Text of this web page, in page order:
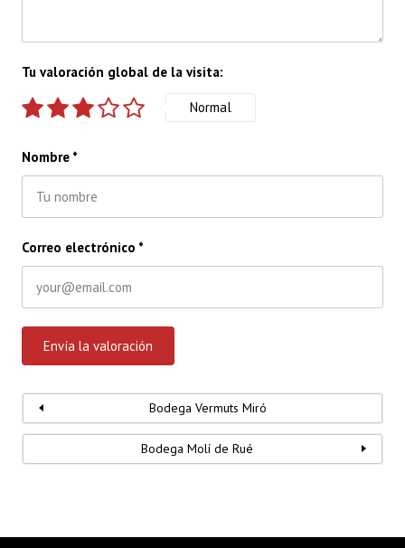
Nombre *
Correo electrónico *
Tu valoración global de la visita:
Normal
Bodega Vermuts Miró
Bodega Molí de Rué